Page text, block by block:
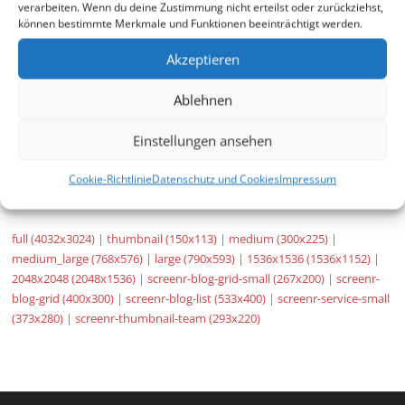
verarbeiten. Wenn du deine Zustimmung nicht erteilst oder zurückziehst,
können bestimmte Merkmale und Funktionen beeinträchtigt werden.
Akzeptieren
Ablehnen
Einstellungen ansehen
Cookie-RichtlinieDatenschutz und CookiesImpressum
full (4032x3024) |thumbnail (150x113) | medium (300x225) |
medium_large (768x576) | large (790x593) | 1536x1536 (1536x1152) |
2048x2048 (2048x1536) |screenr-blog-grid-small (267x200) |screenr-
blog-grid (400x300) |screenr-blog-list (533x400) |screenr-service-small
(373x280) |screenr-thumbnail-team (293x220)